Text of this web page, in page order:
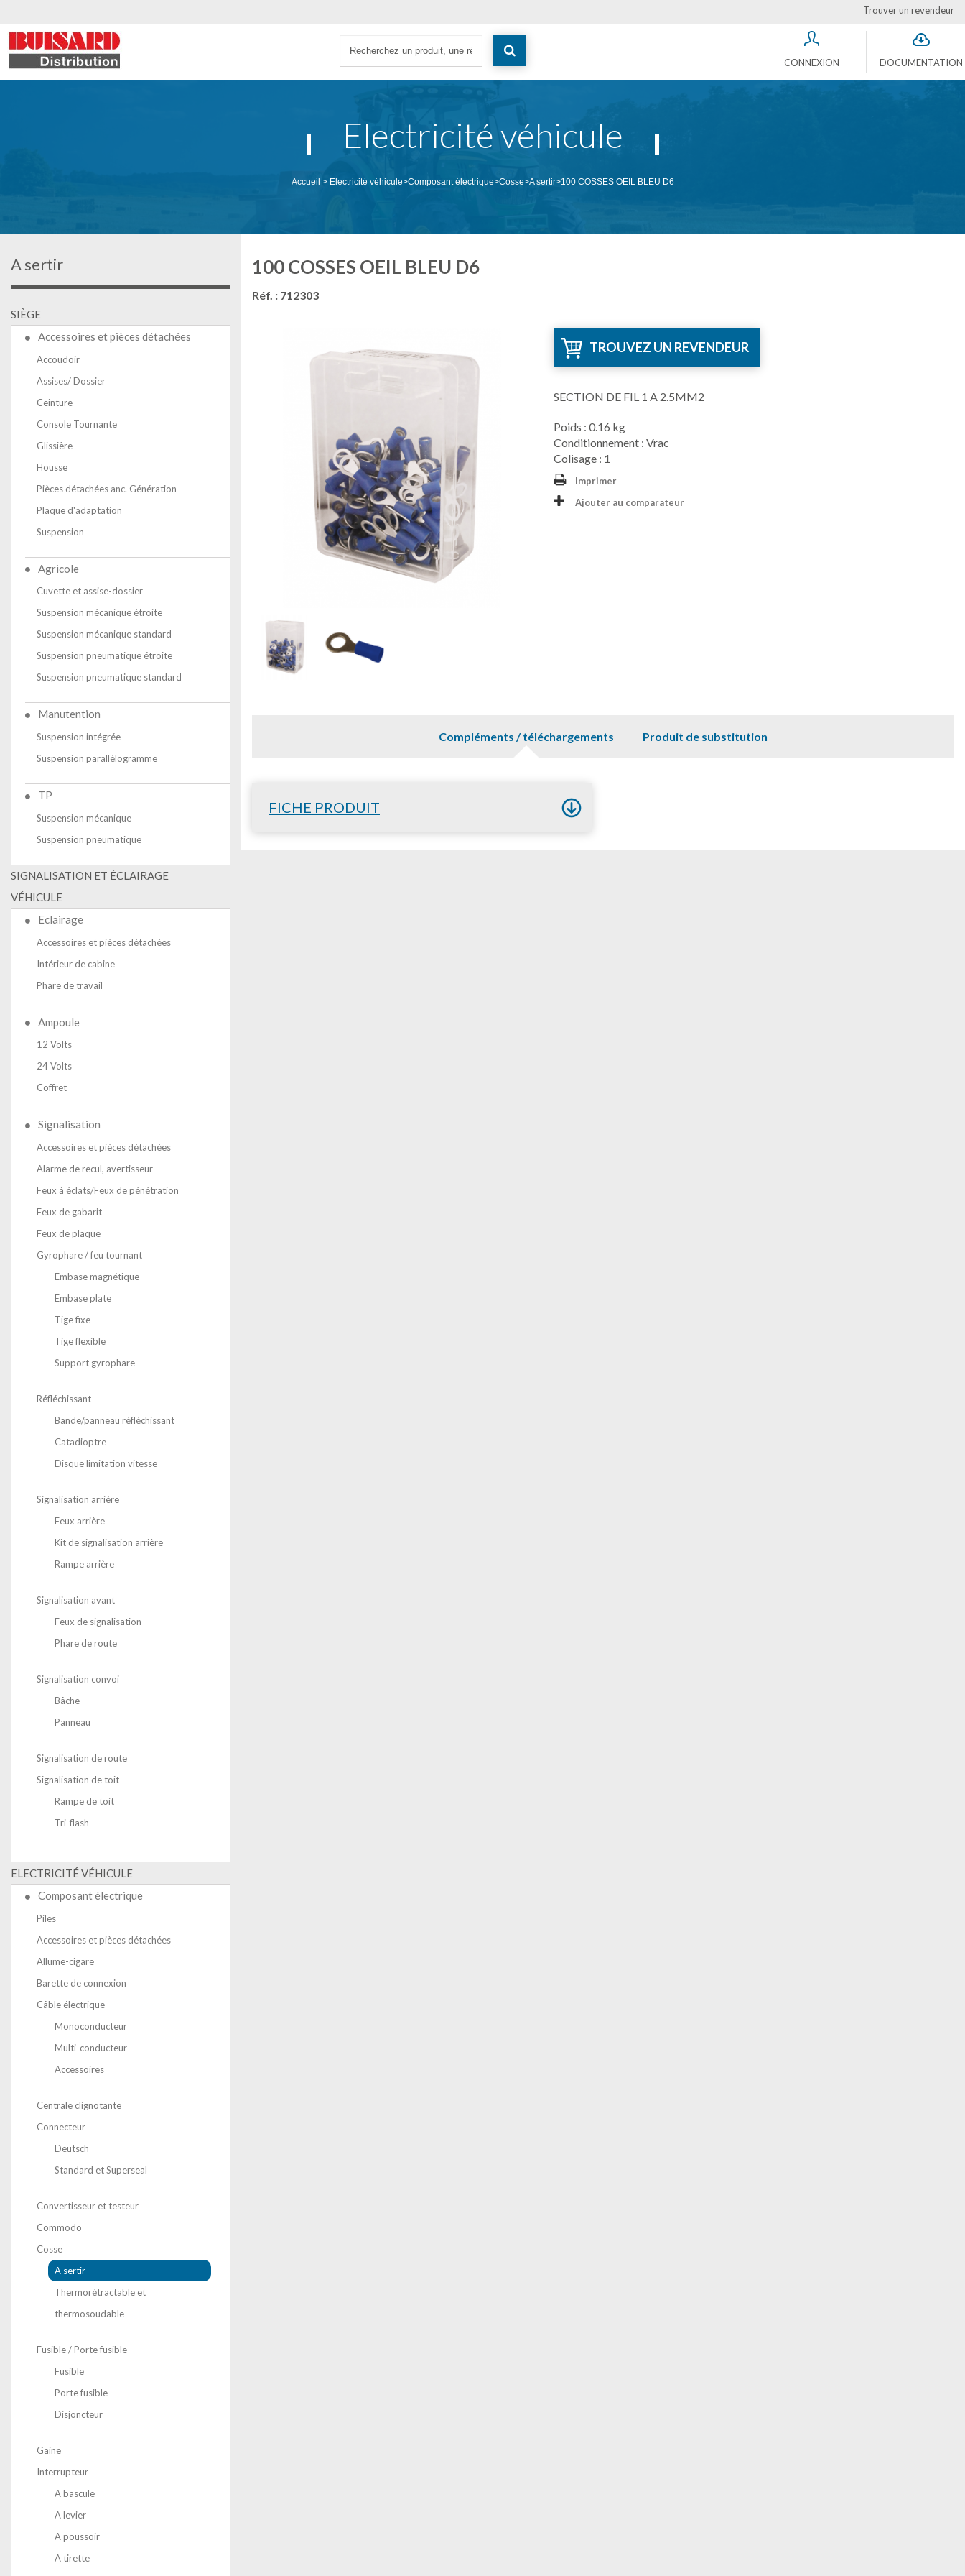
Trouver un revendeur
CONNEXION DOCUMENTATION
Electricité véhicule
Accueil > Electricité véhicule>Composant électrique>Cosse>A sertir>100 COSSES OEIL BLEU D6
A sertir
SIÈGE
Accessoires et pièces détachées
Accoudoir
Assises/ Dossier
Ceinture
Console Tournante
Glissière
Housse
Pièces détachées anc. Génération
Plaque d'adaptation
Suspension
Agricole
Cuvette et assise-dossier
Suspension mécanique étroite
Suspension mécanique standard
Suspension pneumatique étroite
Suspension pneumatique standard
Manutention
Suspension intégrée
Suspension parallèlogramme
TP
Suspension mécanique
Suspension pneumatique
SIGNALISATION ET ÉCLAIRAGE
VÉHICULE
Eclairage
Accessoires et pièces détachées
Intérieur de cabine
Phare de travail
Ampoule
12 Volts
24 Volts
Coffret
Signalisation
Accessoires et pièces détachées
Alarme de recul, avertisseur
Feux à éclats/Feux de pénétration
Feux de gabarit
Feux de plaque
Gyrophare / feu tournant
Embase magnétique
Embase plate
Tige fixe
Tige flexible
Support gyrophare
Réfléchissant
Bande/panneau réfléchissant
Catadioptre
Disque limitation vitesse
Signalisation arrière
Feux arrière
Kit de signalisation arrière
Rampe arrière
Signalisation avant
Feux de signalisation
Phare de route
Signalisation convoi
Bâche
Panneau
Signalisation de route
Signalisation de toit
Rampe de toit
Tri-flash
ELECTRICITÉ VÉHICULE
Composant électrique
Piles
Accessoires et pièces détachées
Allume-cigare
Barette de connexion
Câble électrique
Monoconducteur
Multi-conducteur
Accessoires
Centrale clignotante
Connecteur
Deutsch
Standard et Superseal
Convertisseur et testeur
Commodo
Cosse
A sertir
Thermorétractable et
thermosoudable
Fusible / Porte fusible
Fusible
Porte fusible
Disjoncteur
Gaine
Interrupteur
A bascule
A levier
A poussoir
A tirette
100 COSSES OEIL BLEU D6
Réf. : 712303
TROUVEZ UN REVENDEUR
SECTION DE FIL 1 A 2.5MM2
Poids : 0.16 kg
Conditionnement : Vrac
Colisage : 1
Imprimer
Ajouter au comparateur
Compléments / téléchargements Produit de substitution
FICHE PRODUIT